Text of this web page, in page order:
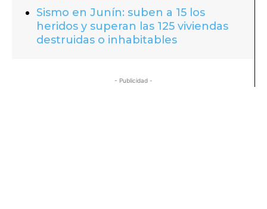
Sismo en Junín: suben a 15 los
heridos y superan las 125 viviendas
destruidas o inhabitables
- Publicidad -